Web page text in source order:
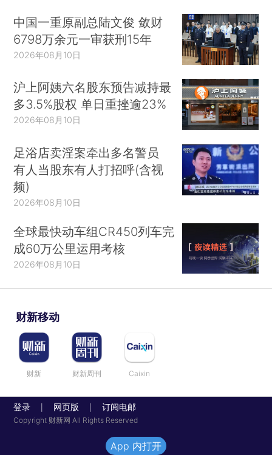
中国一重原副总陆文俊 敛财
6798万余元一审获刑15年
2026年08月10日
沪上阿姨六名股东预告减持最
多3.5%股权 单日重挫逾23%
2026年08月10日
足浴店卖淫案牵出多名警员
有人当股东有人打招呼(含视
频)
2026年08月10日
全球最快动车组CR450列车完
成60万公里运用考核
2026年08月10日
财新移动
财新 财新周刊 Caixin
登录 网页版 订阅电邮
Copyright 财新网 All Rights Reserved
App 内打开